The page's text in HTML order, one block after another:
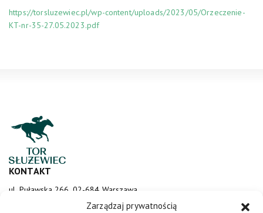
Zarządzaj prywatnością
https://torsluzewiec.pl/wp-content/uploads/2023/05/Orzeczenie-
KT-nr-35-27.05.2023.pdf
KONTAKT
ul. Puławska 266, 02-684 Warszawa
sluzewiec@totalizator.pl